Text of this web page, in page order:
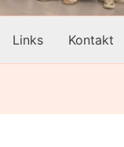
Links Kontakt